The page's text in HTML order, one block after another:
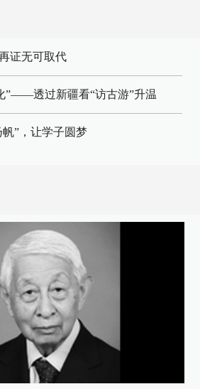
证无可取代
”——透过新疆看“访古游”升温
帆”，让学子圆梦